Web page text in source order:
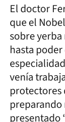
El doctor
que el
sobre
hasta
venía
protectores
presentado